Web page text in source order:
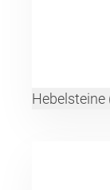
Hebelsteine